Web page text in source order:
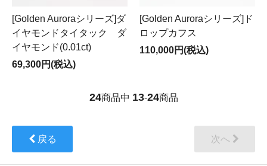
[Golden Auroraシリーズ]ダ
イヤモンドタイタック ダ
イヤモンド(0.01ct)
69,300円(税込)
[Golden Auroraシリーズ]ド
ロップカフス
110,000円(税込)
24商品中 13-24商品
戻る 次へ